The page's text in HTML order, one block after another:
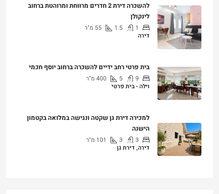
להשכרה דירת 2 חדרים מרווחת ומרוהטת ברחוב
לינקולן
1
1.5
55 מ"ר
דירה
בית פרטי רחב ידיים להשכרה ברחוב יוסף חכמי
9
5
400 מ"ר
וילה - בית פרטי
למכירה דירת גן שקטה ונגישה במלואה בקטמון
הישנה
3
3
101 מ"ר
דירה, דירת גן